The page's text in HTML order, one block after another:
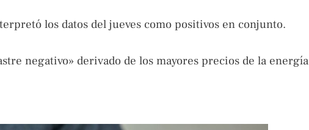
los datos del jueves como positivos en conjunto.
negativo» derivado de los mayores precios de la energía